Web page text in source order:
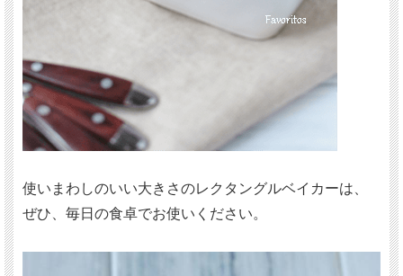
使いまわしのいい大きさのレクタングルベイカーは、
ぜひ、毎日の食卓でお使いください。